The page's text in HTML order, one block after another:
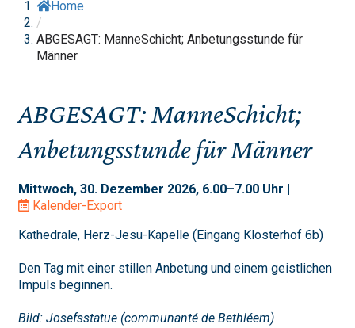
Home
/
ABGESAGT: ManneSchicht; Anbetungsstunde für
Männer
ABGESAGT: ManneSchicht;
Anbetungsstunde für Männer
Mittwoch, 30. Dezember 2026, 6.00–7.00 Uhr |
Kalender-Export
Kathedrale, Herz-Jesu-Kapelle (Eingang Klosterhof 6b)
Den Tag mit einer stillen Anbetung und einem geistlichen
Impuls beginnen.
Bild: Josefsstatue (communanté de Bethléem)